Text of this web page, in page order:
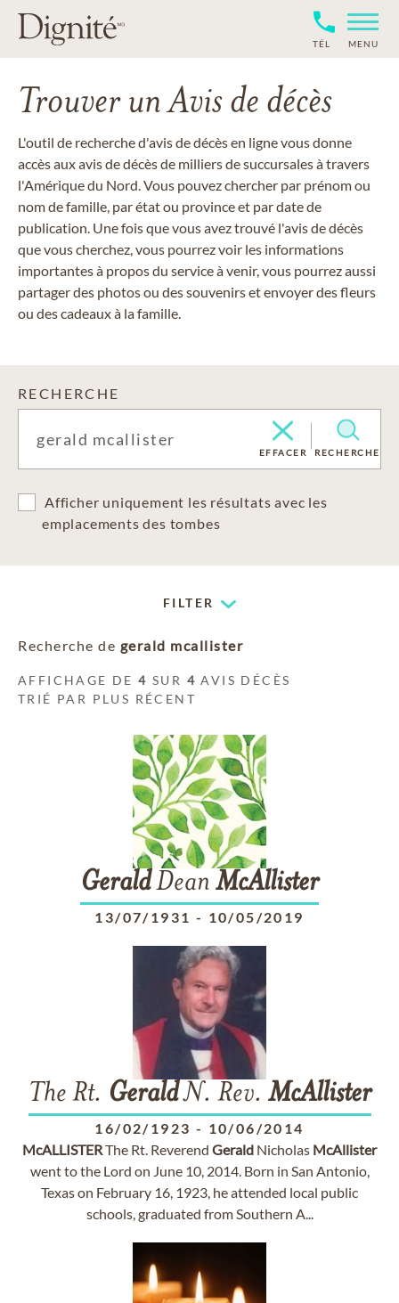
TÉL MENU
Trouver un Avis de décès
L'outil de recherche d'avis de décès en ligne vous donne
accès aux avis de décès de milliers de succursales à travers
l'Amérique du Nord. Vous pouvez chercher par prénom ou
nom de famille, par état ou province et par date de
publication. Une fois que vous avez trouvé l'avis de décès
que vous cherchez, vous pourrez voir les informations
importantes à propos du service à venir, vous pourrez aussi
partager des photos ou des souvenirs et envoyer des fleurs
ou des cadeaux à la famille.
RECHERCHE
EFFACER RECHERCHE
Afficher uniquement les résultats avec les
emplacements des tombes
FILTER
Recherche de gerald mcallister
AFFICHAGE DE4 SUR 4 AVIS DÉCÈS
TRIÉ PAR PLUS RÉCENT
GeraldDean McAllister
13/07/1931 - 10/05/2019
The Rt. GeraldN. Rev. McAllister
16/02/1923 - 10/06/2014
McALLISTERThe Rt. Reverend Gerald Nicholas McAllister
went to the Lord on June 10, 2014. Born in San Antonio,
Texas on February 16, 1923, he attended local public
schools, graduated from Southern A...